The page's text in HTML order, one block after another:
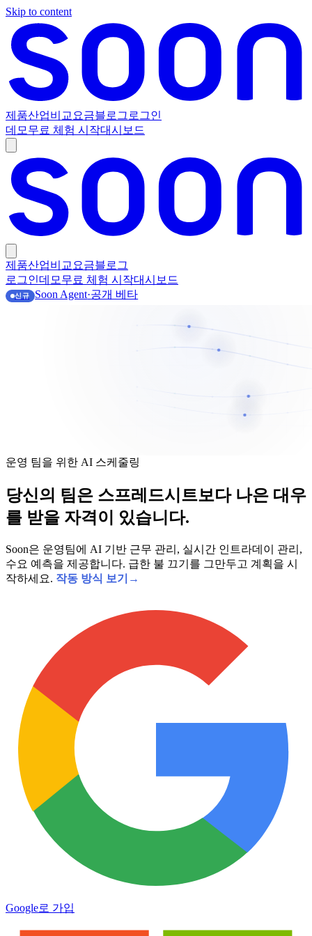
Skip to content
제품산업비교요금블로그로그인
데모무료 체험 시작대시보드
제품산업비교 요금블로그
로그인데모 무료 체험 시작대시보드
신규 Soon Agent·공개 베타
운영 팀을 위한 AI 스케줄링
당신의 팀은 스프레드시트보다 나은 대우
를 받을 자격이 있습니다.
Soon은 운영팀에 AI 기반 근무 관리, 실시간 인트라데이 관리,
수요 예측을 제공합니다. 급한 불 끄기를 그만두고 계획을 시
작하세요. 작동 방식 보기 →
Google로 가입